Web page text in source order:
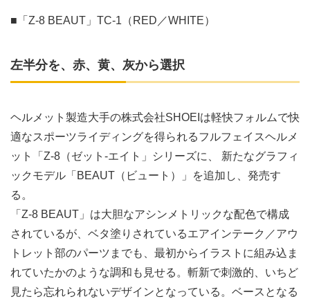
■「Z-8 BEAUT」TC-1（RED／WHITE）
左半分を、赤、黄、灰から選択
ヘルメット製造大手の株式会社SHOEIは軽快フォルムで快
適なスポーツライディングを得られるフルフェイスヘルメ
ット「Z-8（ゼット-エイト」シリーズに、 新たなグラフィ
ックモデル「BEAUT（ビュート）」を追加し、発売す
る。
「Z-8 BEAUT」は大胆なアシンメトリックな配色で構成
されているが、ベタ塗りされているエアインテーク／アウ
トレット部のパーツまでも、最初からイラストに組み込ま
れていたかのような調和も見せる。斬新で刺激的、いちど
見たら忘れられないデザインとなっている。ベースとなる